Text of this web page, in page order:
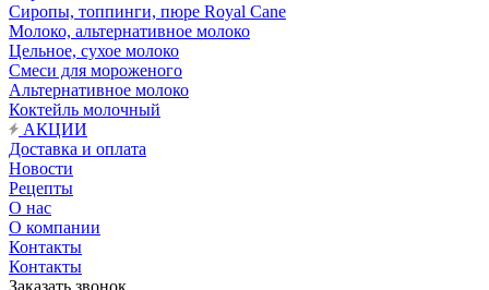
Сиропы, топпинги, пюре Royal Cane
Молоко, альтернативное молоко
Цельное, сухое молоко
Смеси для мороженого
Альтернативное молоко
Коктейль молочный
АКЦИИ
Доставка и оплата
Новости
Рецепты
О нас
О компании
Контакты
Контакты
Заказать звонок